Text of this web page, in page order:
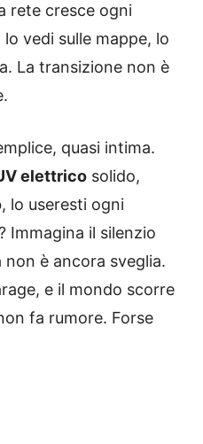
rete cresce ogni
vedi sulle mappe, lo
La transizione non è
quasi intima.
elettrico solido,
, lo useresti ogni
Immagina il silenzio
non è ancora sveglia.
e il mondo scorre
fa rumore. Forse